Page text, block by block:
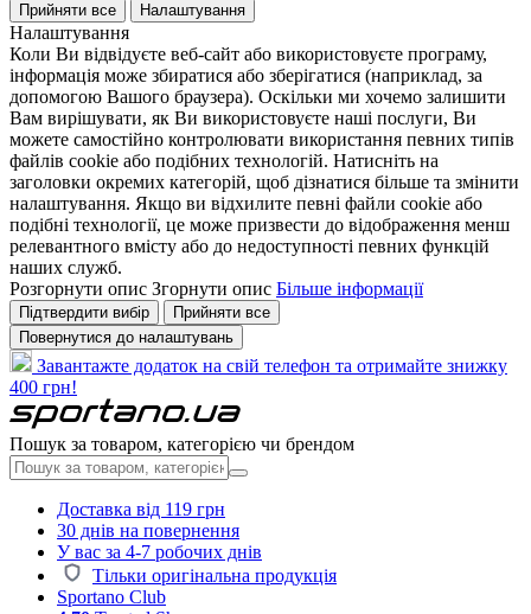
Прийняти все Налаштування
Налаштування
Коли Ви відвідуєте веб-сайт або використовуєте програму,
інформація може збиратися або зберігатися (наприклад, за
допомогою Вашого браузера). Оскільки ми хочемо залишити
Вам вирішувати, як Ви використовуєте наші послуги, Ви
можете самостійно контролювати використання певних типів
файлів cookie або подібних технологій. Натисніть на
заголовки окремих категорій, щоб дізнатися більше та змінити
налаштування. Якщо ви відхилите певні файли cookie або
подібні технології, це може призвести до відображення менш
релевантного вмісту або до недоступності певних функцій
наших служб.
Розгорнути опис Згорнути опис Більше інформації
Підтвердити вибір
Прийняти все
Повернутися до налаштувань
Завантажте додаток на свій телефон та отримайте знижку
400 грн!
Пошук за товаром, категорією чи брендом
Доставка від 119 грн
30 днів на повернення
У вас за 4-7 робочих днів
Тільки оригінальна продукція
Sportano Club